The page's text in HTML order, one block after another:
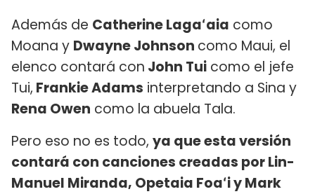
Además de Catherine Lagaʻaia como
Moana y Dwayne Johnson como Maui, el
elenco contará con John Tui como el jefe
Tui, Frankie Adams interpretando a Sina y
Rena Owen como la abuela Tala.
Pero eso no es todo, ya que esta versión
contará con canciones creadas por Lin-
Manuel Miranda, Opetaia Foaʻi y Mark